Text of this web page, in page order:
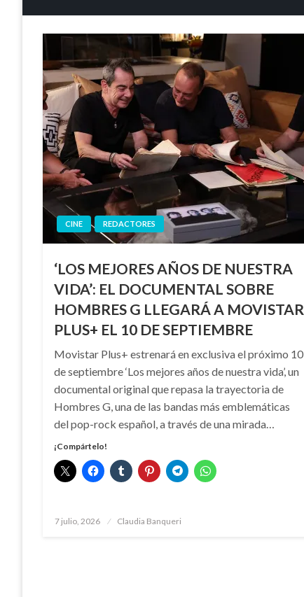
CINE REDACTORES
‘LOS MEJORES AÑOS DE NUESTRA
VIDA’: EL DOCUMENTAL SOBRE
HOMBRES G LLEGARÁ A MOVISTAR
PLUS+ EL 10 DE SEPTIEMBRE
Movistar Plus+ estrenará en exclusiva el próximo 10
de septiembre ‘Los mejores años de nuestra vida’, un
documental original que repasa la trayectoria de
Hombres G, una de las bandas más emblemáticas
del pop-rock español, a través de una mirada…
¡Compártelo!
Publicado
7 julio, 2026 Claudia Banqueri